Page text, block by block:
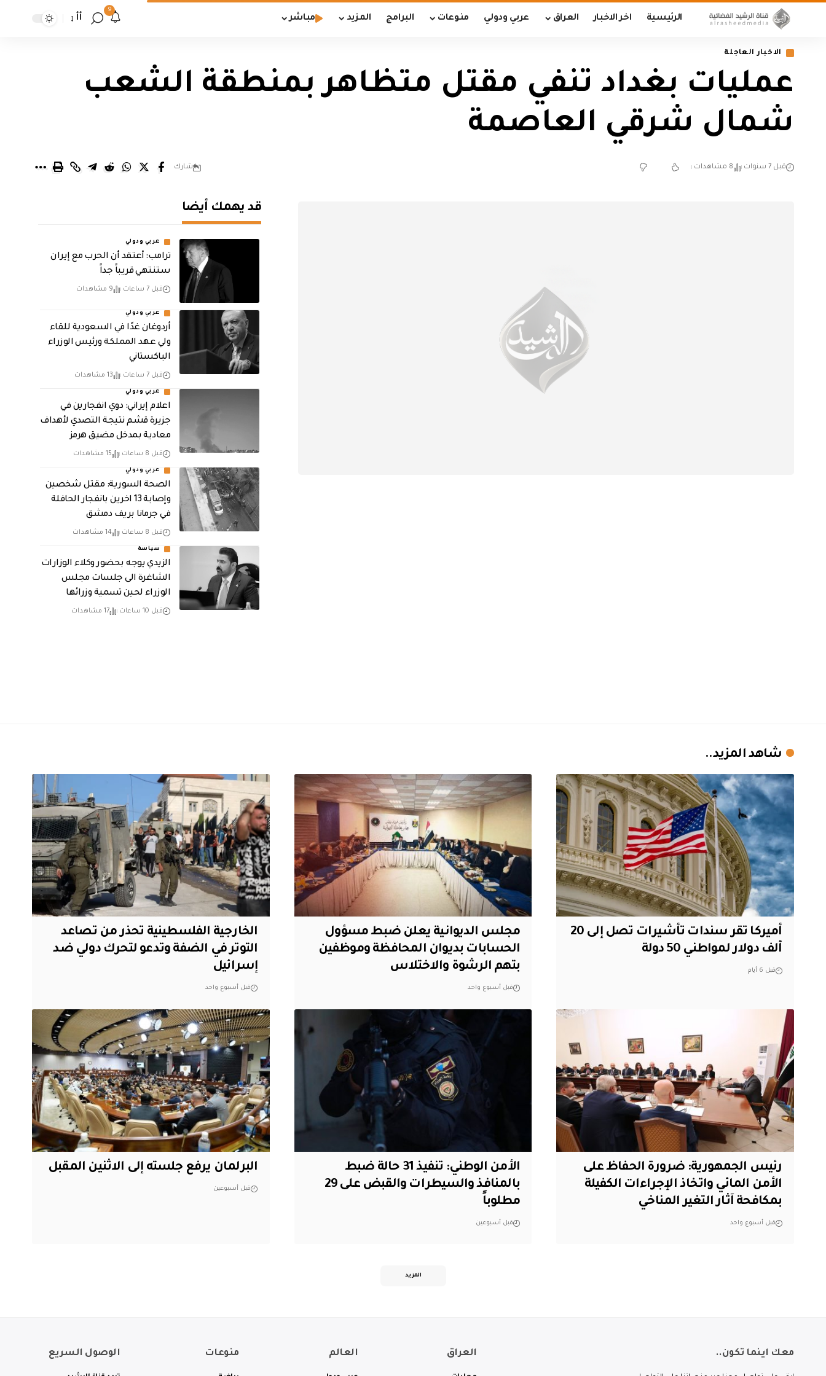
الرئيسية اخر الاخبار العراق عربي ودولي منوعات البرامج المزيد مباشر
9
أأ
الاخبار العاجلة
عمليات بغداد تنفي مقتل متظاهر بمنطقة الشعب
شمال شرقي العاصمة
قبل 7 سنوات 8 مشاهدات شارك
قد يهمك أيضا
عربي ودولي
‏ترامب: أعتقد أن الحرب مع إيران
ستنتهي قريباً جداً
قبل 7 ساعات 9 مشاهدات
عربي ودولي
أردوغان غدًا في السعودية للقاء
ولي عهد المملكة ورئيس الوزراء
الباكستاني
قبل 7 ساعات 13 مشاهدات
عربي ودولي
اعلام إيراني: دوي انفجارين في
جزيرة قشم نتيجة التصدي لأهداف
معادية بمدخل مضيق هرمز
قبل 8 ساعات 15 مشاهدات
عربي ودولي
الصحة السورية: مقتل شخصين
وإصابة 13 اخرين بانفجار الحافلة
في جرمانا بريف دمشق
قبل 8 ساعات 14 مشاهدات
سياسة
الزيدي يوجه بحضور وكلاء الوزارات
الشاغرة الى جلسات مجلس
الوزراء لحين تسمية وزرائها
قبل 10 ساعات 17 مشاهدات
شاهد المزيد..
أميركا تقر سندات تأشيرات تصل إلى 20
ألف دولار لمواطني 50 دولة
قبل 6 أيام
مجلس الديوانية يعلن ضبط مسؤول
الحسابات بديوان المحافظة وموظفين
بتهم الرشوة والاختلاس
قبل أسبوع واحد
الخارجية الفلسطينية تحذر من تصاعد
التوتر في الضفة وتدعو لتحرك دولي ضد
إسرائيل
قبل أسبوع واحد
رئيس الجمهورية: ضرورة الحفاظ على
الأمن المائي واتخاذ الإجراءات الكفيلة
بمكافحة آثار التغير المناخي
قبل أسبوع واحد
الأمن الوطني: تنفيذ 31 حالة ضبط
بالمنافذ والسيطرات والقبض على 29
مطلوباً
قبل أسبوعين
البرلمان يرفع جلسته إلى الاثنين المقبل
قبل أسبوعين
المزيد
معك اينما تكون.. العراق العالم منوعات الوصول السريع